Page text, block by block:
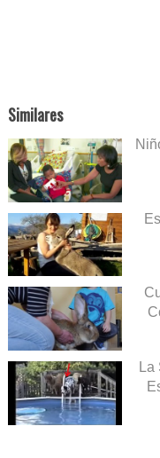
Similares
La